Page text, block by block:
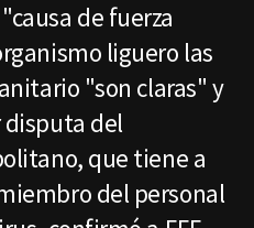
de fuerza
liguero las
"son claras" y
del
que tiene a
del personal